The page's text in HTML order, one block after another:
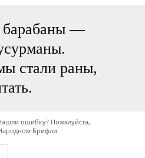
барабаны —
стали раны,
Нашли ошибку? Пожалуйста,
Брифли.